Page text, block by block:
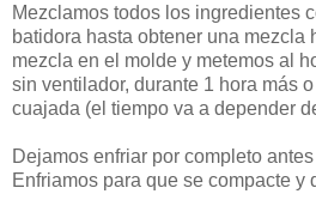
Mezclamos todos los ingredientes
batidora hasta obtener una mezcla
mezcla en el molde y metemos al
sin ventilador, durante 1 hora más
cuajada (el tiempo va a depender
Dejamos enfriar por completo
Enfriamos para que se compacte y